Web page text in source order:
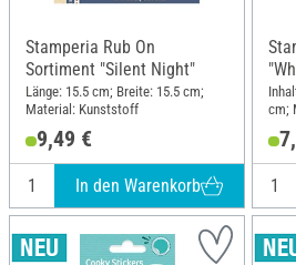
Stamperia Rub On
Sortiment "Silent Night"
Länge: 15.5 cm; Breite: 15.5 cm;
Material: Kunststoff
9,49 €
In den Warenkorb
cm;